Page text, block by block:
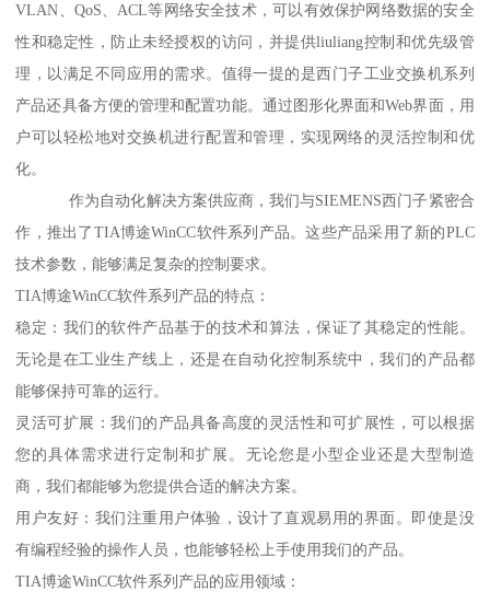
VLAN、QoS、ACL等网络安全技术，可以有效保护网络数据的安全
性和稳定性，防止未经授权的访问，并提供liuliang控制和优先级管
理，以满足不同应用的需求。值得一提的是西门子工业交换机系列
产品还具备方便的管理和配置功能。通过图形化界面和Web界面，用
户可以轻松地对交换机进行配置和管理，实现网络的灵活控制和优
化。
作为自动化解决方案供应商，我们与SIEMENS西门子紧密合
作，推出了TIA博途WinCC软件系列产品。这些产品采用了新的PLC
技术参数，能够满足复杂的控制要求。
TIA博途WinCC软件系列产品的特点：
稳定：我们的软件产品基于的技术和算法，保证了其稳定的性能。
无论是在工业生产线上，还是在自动化控制系统中，我们的产品都
能够保持可靠的运行。
灵活可扩展：我们的产品具备高度的灵活性和可扩展性，可以根据
您的具体需求进行定制和扩展。无论您是小型企业还是大型制造
商，我们都能够为您提供合适的解决方案。
用户友好：我们注重用户体验，设计了直观易用的界面。即使是没
有编程经验的操作人员，也能够轻松上手使用我们的产品。
TIA博途WinCC软件系列产品的应用领域：